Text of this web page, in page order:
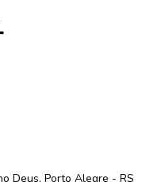
Deus, Porto Alegre - RS